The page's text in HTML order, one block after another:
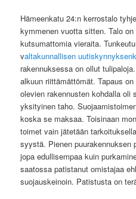
Hämeenkatu 24:n kerrostalo
kymmenen vuotta sitten. Talo
kutsumattomia vieraita.
valtakunnallisen
rakennuksessa on ollut
alkuun riittämättömät. Tapaus
olevien rakennusten kohdalla
yksityinen taho.
koska se maksaa. Toisinaan
toimet vain jätetään
syystä. Pienen puurakennuksen
jopa edullisempaa kuin
saatossa patistanut omistajaa
suojauskeinoin. Patistusta on